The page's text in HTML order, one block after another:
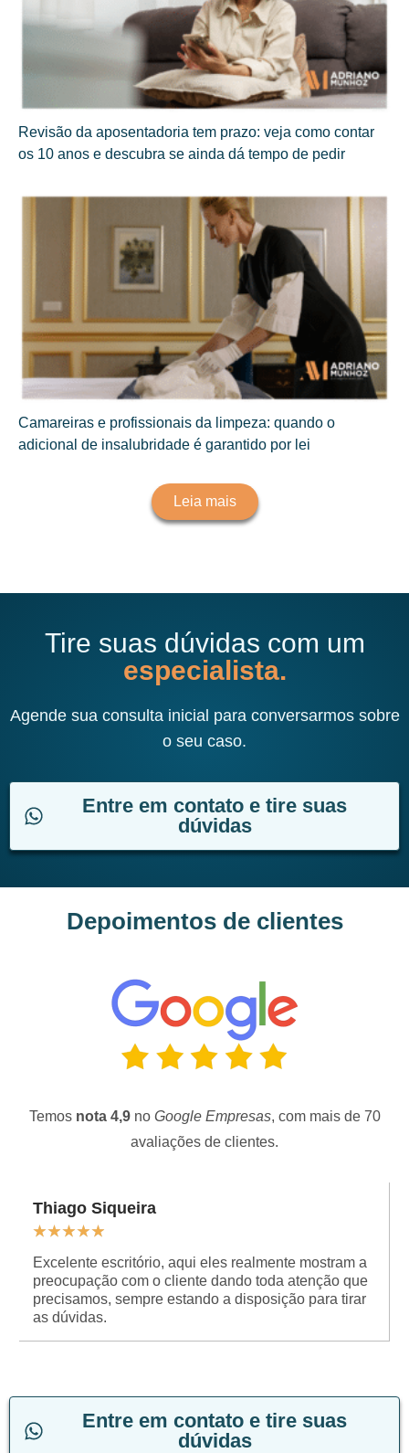
Revisão da aposentadoria tem prazo: veja como contar
os 10 anos e descubra se ainda dá tempo de pedir
Camareiras e profissionais da limpeza: quando o
adicional de insalubridade é garantido por lei
Leia mais
Tire suas dúvidas com um
especialista.
Agende sua consulta inicial para conversarmos sobre
o seu caso.
Entre em contato e tire suas
dúvidas
Depoimentos de clientes
Temos nota 4,9 no Google Empresas, com mais de 70
avaliações de clientes.
Thiago Siqueira
★★★★★
Excelente escritório, aqui eles realmente mostram a
preocupação com o cliente dando toda atenção que
precisamos, sempre estando a disposição para tirar
as dúvidas.
Entre em contato e tire suas
dúvidas